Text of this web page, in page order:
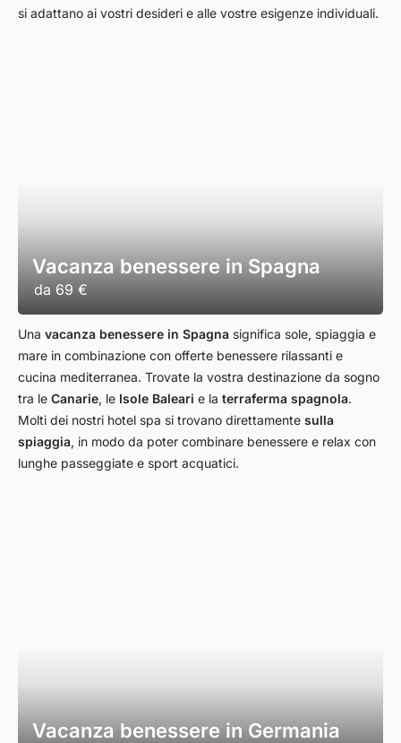
si adattano ai vostri desideri e alle vostre esigenze individuali.
Vacanza benessere in Spagna
da 69 €
Una vacanza benessere in Spagna significa sole, spiaggia e
mare in combinazione con offerte benessere rilassanti e
cucina mediterranea. Trovate la vostra destinazione da sogno
tra le Canarie, le Isole Baleari e la terraferma spagnola.
Molti dei nostri hotel spa si trovano direttamente sulla
spiaggia, in modo da poter combinare benessere e relax con
lunghe passeggiate e sport acquatici.
Vacanza benessere in Germania